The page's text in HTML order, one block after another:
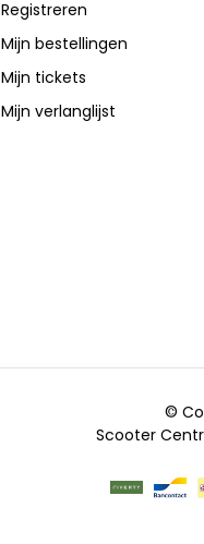
Registreren
Mijn bestellingen
Mijn tickets
Mijn verlanglijst
©
Scooter